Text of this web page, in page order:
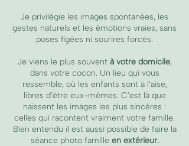
Je privilégie les images spontanées, les
gestes naturels et les émotions vraies, sans
poses figées ni sourires forcés.
Je viens le plus souvent à votre domicile,
dans votre cocon. Un lieu qui vous
ressemble, où les enfants sont à l’aise,
libres d’être eux-mêmes. C’est là que
naissent les images les plus sincères :
celles qui racontent vraiment votre famille.
Bien entendu il est aussi possible de faire la
séance photo famille en extérieur.